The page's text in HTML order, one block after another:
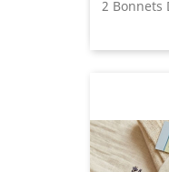
2 Bonnets